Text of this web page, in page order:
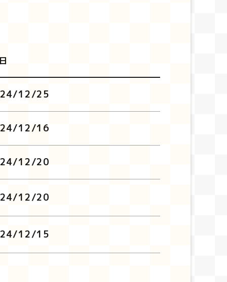
12/25
12/16
12/20
12/20
12/15